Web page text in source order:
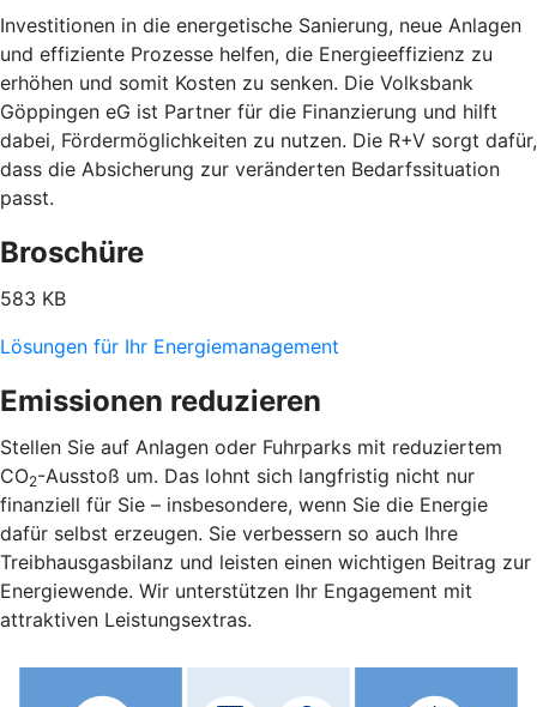
Investitionen in die energetische Sanierung, neue Anlagen
und effiziente Prozesse helfen, die Energieeffizienz zu
erhöhen und somit Kosten zu senken. Die Volksbank
Göppingen eG ist Partner für die Finanzierung und hilft
dabei, Fördermöglichkeiten zu nutzen. Die R+V sorgt dafür,
dass die Absicherung zur veränderten Bedarfssituation
passt.
Broschüre
583 KB
Lösungen für Ihr Energiemanagement
Emissionen reduzieren
Stellen Sie auf Anlagen oder Fuhrparks mit reduziertem
CO2-Ausstoß um. Das lohnt sich langfristig nicht nur
finanziell für Sie – insbesondere, wenn Sie die Energie
dafür selbst erzeugen. Sie verbessern so auch Ihre
Treibhausgasbilanz und leisten einen wichtigen Beitrag zur
Energiewende. Wir unterstützen Ihr Engagement mit
attraktiven Leistungsextras.